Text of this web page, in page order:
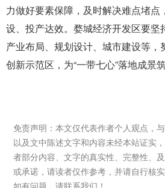
力做好要素保障，及时解决难点堵点
设、投产达效。婺城经济开发区要坚
产业布局、规划设计、城市建设等，
创新示范区，为“一带七心”落地成景
免责声明：本文仅代表作者个人观点，
以及文中陈述文字和内容未经本站证实
者部分内容、文字的真实性、完整性、
或承诺，请读者仅作参考，并请自行核实
如有问题，请联系我们！